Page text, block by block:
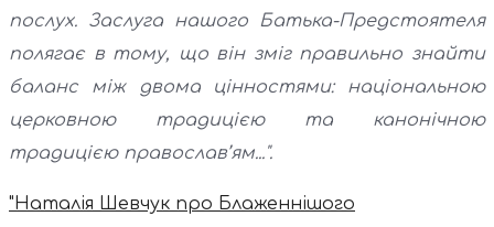
послух. Заслуга нашого Батька-Предстоятеля
полягає в тому, що він зміг правильно знайти
баланс між двома цінностями: національною
церковною традицією та канонічною
традицією православ’ям...".
"Наталія Шевчук про Блаженнішого